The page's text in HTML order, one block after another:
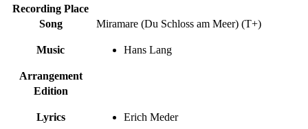
Recording Place
Song
Miramare (Du Schloss am Meer) (T+)
Music Hans Lang
Arrangement
Edition
Lyrics Erich Meder